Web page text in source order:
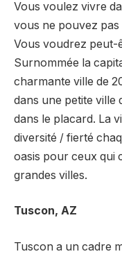
Vous voulez vivre
vous ne pouvez
Vous voudrez peut-
Surnommée la
charmante ville de
dans une petite ville
dans le placard. La
diversité / fierté
oasis pour ceux qui
grandes villes.
Tuscon, AZ
Tuscon a un cadre